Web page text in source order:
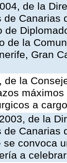
de la
de Canarias
de
de la
Gran
de la
a
de la
de Canarias
se convoca
a